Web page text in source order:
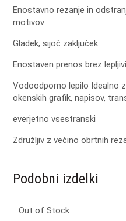
Enostavno rezanje in
motivov
Gladek, sijoč zaključek
Enostaven prenos brez
Vodoodporno lepilo Idealno
okenskih grafik, napisov,
everjetno vsestranski
Združljiv z večino obrtnih
Podobni izdelki
Out of Stock